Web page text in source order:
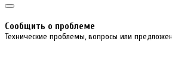
Cообщить о проблеме
Технические проблемы, вопросы или